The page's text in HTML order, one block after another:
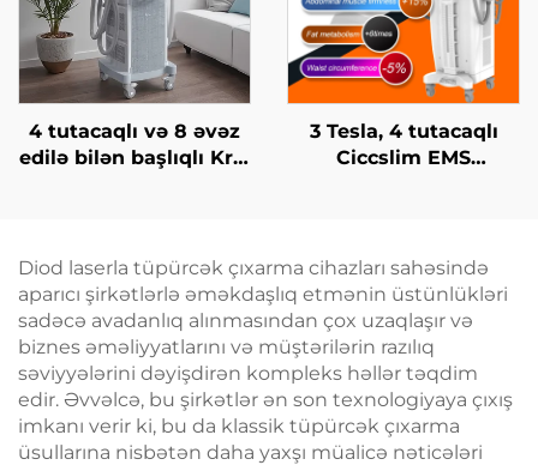
4 tutacaqlı və 8 əvəz
edilə bilən başlıqlı Krio
itirmə kosmetik maşın
3 Tesla, 4 tutacaqlı
Ciccslim EMS
Stimulyasiya
Diod laserla tüpürcək çıxarma cihazları sahəsində
aparıcı şirkətlərlə əməkdaşlıq etmənin üstünlükləri
sadəcə avadanlıq alınmasından çox uzaqlaşır və
biznes əməliyyatlarını və müştərilərin razılıq
səviyyələrini dəyişdirən kompleks həllər təqdim
edir. Əvvəlcə, bu şirkətlər ən son texnologiyaya çıxış
imkanı verir ki, bu da klassik tüpürcək çıxarma
üsullarına nisbətən daha yaxşı müalicə nəticələri